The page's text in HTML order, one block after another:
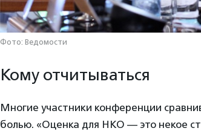
Фото: Ведомости
Кому отчитываться
Многие участники конференции
болью. «Оценка для НКО — это некое